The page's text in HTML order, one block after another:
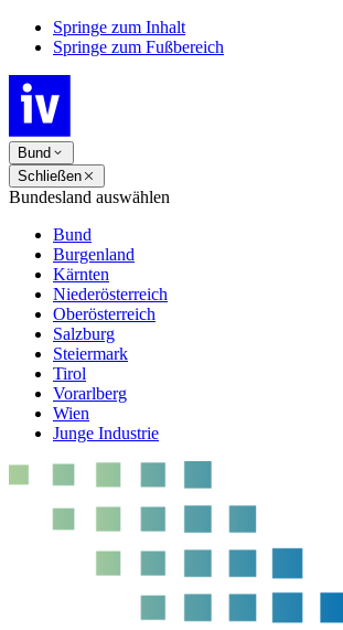
Springe zum Inhalt
Springe zum Fußbereich
Bund
Schließen
Bundesland auswählen
Bund
Burgenland
Kärnten
Niederösterreich
Oberösterreich
Salzburg
Steiermark
Tirol
Vorarlberg
Wien
Junge Industrie